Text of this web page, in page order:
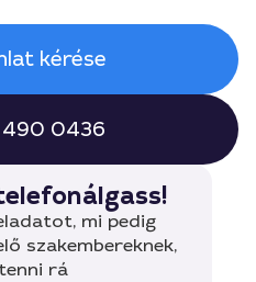
kérése
490 0436
mi pedig
szakembereknek,
rá